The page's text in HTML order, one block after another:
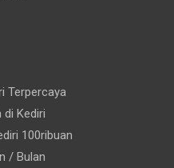
Terpercaya
di Kediri
100ribuan
/ Bulan